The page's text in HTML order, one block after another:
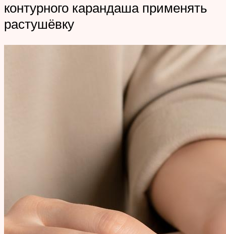
контурного карандаша применять
растушёвку